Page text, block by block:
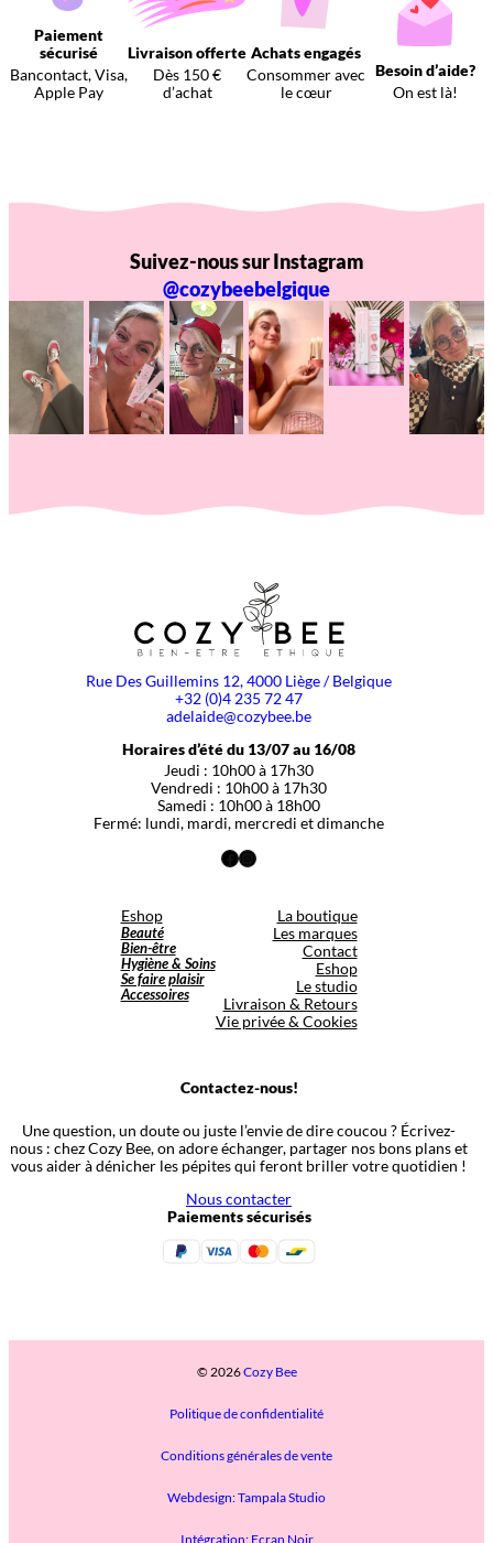
Paiement
sécurisé
Bancontact, Visa,
Apple Pay
Livraison offerte
Dès 150 €
d’achat
Achats engagés
Consommer avec
le cœur
Besoin d’aide?
On est là!
Suivez-nous sur Instagram
@cozybeebelgique
Rue Des Guillemins 12, 4000 Liège / Belgique
+32 (0)4 235 72 47
adelaide@cozybee.be
Horaires d’été du 13/07 au 16/08
Jeudi : 10h00 à 17h30
Vendredi : 10h00 à 17h30
Samedi : 10h00 à 18h00
Fermé: lundi, mardi, mercredi et dimanche
Facebook
Instagram
Eshop
Beauté
Bien-être
Hygiène & Soins
Se faire plaisir
Accessoires
La boutique
Les marques
Contact
Eshop
Le studio
Livraison & Retours
Vie privée & Cookies
Contactez-nous!
Une question, un doute ou juste l’envie de dire coucou ? Écrivez-
nous : chez Cozy Bee, on adore échanger, partager nos bons plans et
vous aider à dénicher les pépites qui feront briller votre quotidien !
Nous contacter
Paiements sécurisés
© 2026Cozy Bee
Politique de confidentialité
Conditions générales de vente
Webdesign: Tampala Studio
Intégration: Ecran Noir